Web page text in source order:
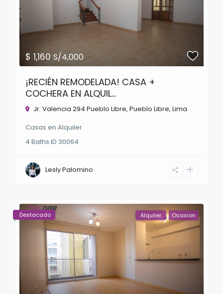
$ 1,160S/4,000
¡RECIÉN REMODELADA! CASA +
COCHERA EN ALQUIL...
Jr. Valencia 294 Pueblo Libre,Pueblo Libre,Lima
Casas enAlquiler
4 Baths·ID 30064
Lesly Palomino
Alquiler Ocasion
Destacado